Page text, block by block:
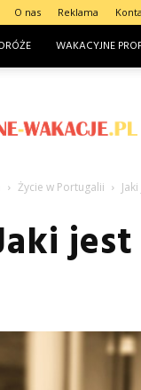
O nas Reklama
WAKACYJNE
Życie w Portugalii